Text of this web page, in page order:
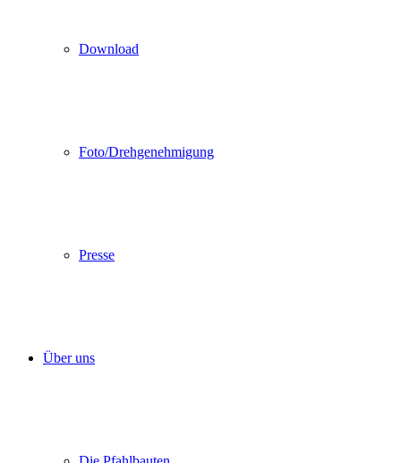
Download
Foto/Drehgenehmigung
Presse
Über uns